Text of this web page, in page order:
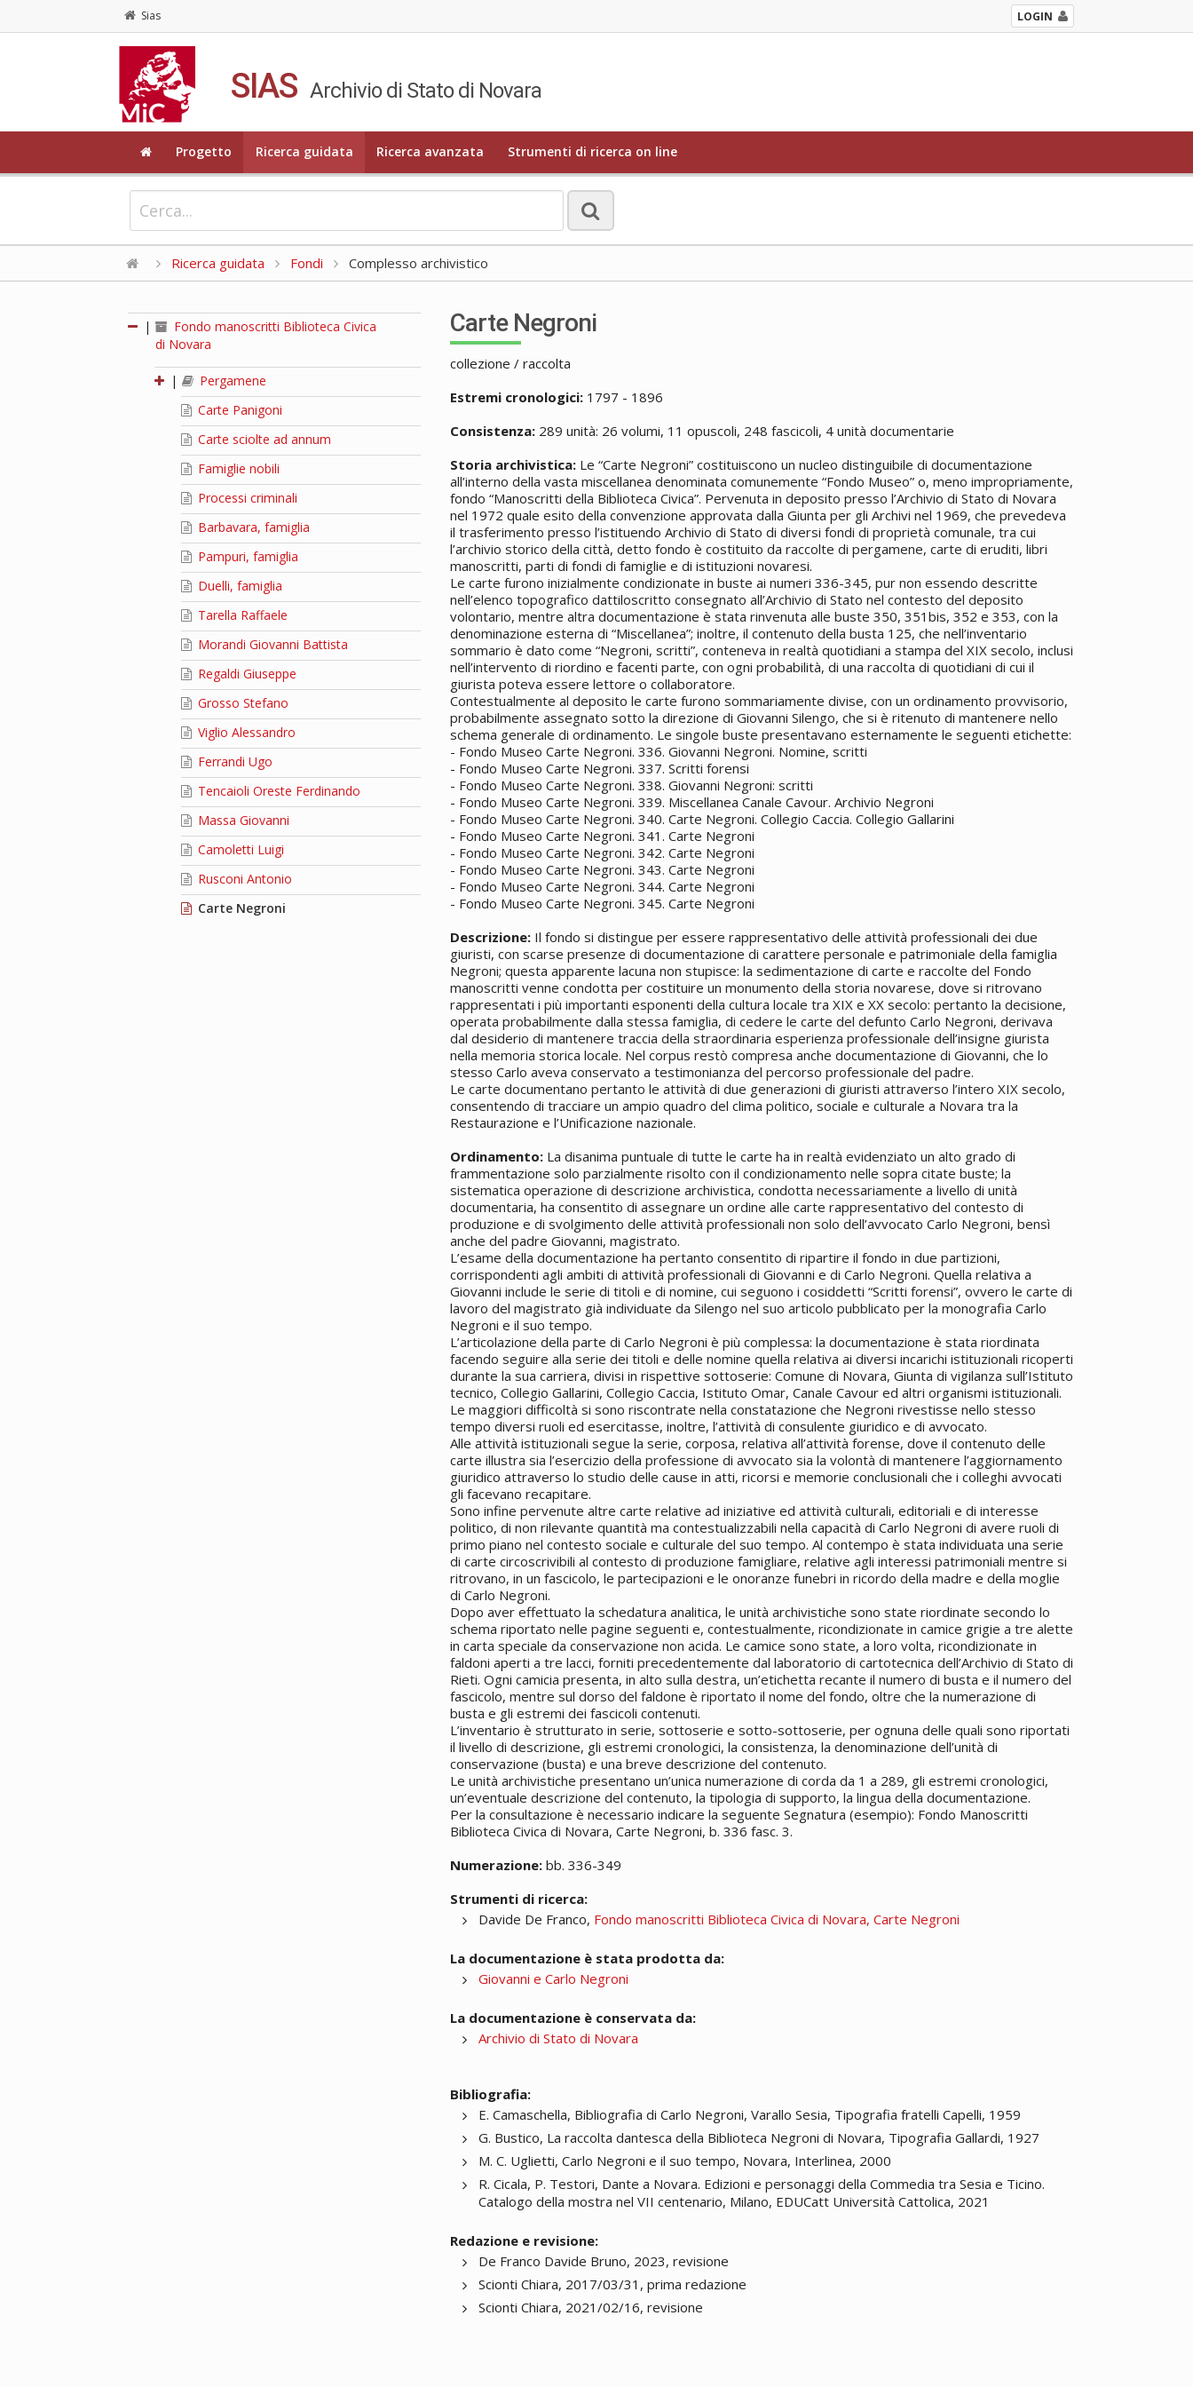
Sias LOGIN
SIAS Archivio di Stato di Novara
Progetto Ricerca guidata Ricerca avanzata Strumenti di ricerca on line
Ricerca guidata Fondi Complesso archivistico
|
Fondo manoscritti Biblioteca Civica
di Novara
|
Pergamene
Carte Panigoni
Carte sciolte ad annum
Famiglie nobili
Processi criminali
Barbavara, famiglia
Pampuri, famiglia
Duelli, famiglia
Tarella Raffaele
Morandi Giovanni Battista
Regaldi Giuseppe
Grosso Stefano
Viglio Alessandro
Ferrandi Ugo
Tencaioli Oreste Ferdinando
Massa Giovanni
Camoletti Luigi
Rusconi Antonio
Carte Negroni
Carte Negroni
collezione / raccolta
Estremi cronologici: 1797 - 1896
Consistenza: 289 unità: 26 volumi, 11 opuscoli, 248 fascicoli, 4 unità documentarie
Storia archivistica: Le “Carte Negroni” costituiscono un nucleo distinguibile di documentazione
all’interno della vasta miscellanea denominata comunemente “Fondo Museo” o, meno impropriamente,
fondo “Manoscritti della Biblioteca Civica”. Pervenuta in deposito presso l’Archivio di Stato di Novara
nel 1972 quale esito della convenzione approvata dalla Giunta per gli Archivi nel 1969, che prevedeva
il trasferimento presso l’istituendo Archivio di Stato di diversi fondi di proprietà comunale, tra cui
l’archivio storico della città, detto fondo è costituito da raccolte di pergamene, carte di eruditi, libri
manoscritti, parti di fondi di famiglie e di istituzioni novaresi.
Le carte furono inizialmente condizionate in buste ai numeri 336-345, pur non essendo descritte
nell’elenco topografico dattiloscritto consegnato all’Archivio di Stato nel contesto del deposito
volontario, mentre altra documentazione è stata rinvenuta alle buste 350, 351bis, 352 e 353, con la
denominazione esterna di “Miscellanea”; inoltre, il contenuto della busta 125, che nell’inventario
sommario è dato come “Negroni, scritti”, conteneva in realtà quotidiani a stampa del XIX secolo, inclusi
nell’intervento di riordino e facenti parte, con ogni probabilità, di una raccolta di quotidiani di cui il
giurista poteva essere lettore o collaboratore.
Contestualmente al deposito le carte furono sommariamente divise, con un ordinamento provvisorio,
probabilmente assegnato sotto la direzione di Giovanni Silengo, che si è ritenuto di mantenere nello
schema generale di ordinamento. Le singole buste presentavano esternamente le seguenti etichette:
- Fondo Museo Carte Negroni. 336. Giovanni Negroni. Nomine, scritti
- Fondo Museo Carte Negroni. 337. Scritti forensi
- Fondo Museo Carte Negroni. 338. Giovanni Negroni: scritti
- Fondo Museo Carte Negroni. 339. Miscellanea Canale Cavour. Archivio Negroni
- Fondo Museo Carte Negroni. 340. Carte Negroni. Collegio Caccia. Collegio Gallarini
- Fondo Museo Carte Negroni. 341. Carte Negroni
- Fondo Museo Carte Negroni. 342. Carte Negroni
- Fondo Museo Carte Negroni. 343. Carte Negroni
- Fondo Museo Carte Negroni. 344. Carte Negroni
- Fondo Museo Carte Negroni. 345. Carte Negroni
Descrizione: Il fondo si distingue per essere rappresentativo delle attività professionali dei due
giuristi, con scarse presenze di documentazione di carattere personale e patrimoniale della famiglia
Negroni; questa apparente lacuna non stupisce: la sedimentazione di carte e raccolte del Fondo
manoscritti venne condotta per costituire un monumento della storia novarese, dove si ritrovano
rappresentati i più importanti esponenti della cultura locale tra XIX e XX secolo: pertanto la decisione,
operata probabilmente dalla stessa famiglia, di cedere le carte del defunto Carlo Negroni, derivava
dal desiderio di mantenere traccia della straordinaria esperienza professionale dell’insigne giurista
nella memoria storica locale. Nel corpus restò compresa anche documentazione di Giovanni, che lo
stesso Carlo aveva conservato a testimonianza del percorso professionale del padre.
Le carte documentano pertanto le attività di due generazioni di giuristi attraverso l’intero XIX secolo,
consentendo di tracciare un ampio quadro del clima politico, sociale e culturale a Novara tra la
Restaurazione e l’Unificazione nazionale.
Ordinamento: La disanima puntuale di tutte le carte ha in realtà evidenziato un alto grado di
frammentazione solo parzialmente risolto con il condizionamento nelle sopra citate buste; la
sistematica operazione di descrizione archivistica, condotta necessariamente a livello di unità
documentaria, ha consentito di assegnare un ordine alle carte rappresentativo del contesto di
produzione e di svolgimento delle attività professionali non solo dell’avvocato Carlo Negroni, bensì
anche del padre Giovanni, magistrato.
L’esame della documentazione ha pertanto consentito di ripartire il fondo in due partizioni,
corrispondenti agli ambiti di attività professionali di Giovanni e di Carlo Negroni. Quella relativa a
Giovanni include le serie di titoli e di nomine, cui seguono i cosiddetti “Scritti forensi”, ovvero le carte di
lavoro del magistrato già individuate da Silengo nel suo articolo pubblicato per la monografia Carlo
Negroni e il suo tempo.
L’articolazione della parte di Carlo Negroni è più complessa: la documentazione è stata riordinata
facendo seguire alla serie dei titoli e delle nomine quella relativa ai diversi incarichi istituzionali ricoperti
durante la sua carriera, divisi in rispettive sottoserie: Comune di Novara, Giunta di vigilanza sull’Istituto
tecnico, Collegio Gallarini, Collegio Caccia, Istituto Omar, Canale Cavour ed altri organismi istituzionali.
Le maggiori difficoltà si sono riscontrate nella constatazione che Negroni rivestisse nello stesso
tempo diversi ruoli ed esercitasse, inoltre, l’attività di consulente giuridico e di avvocato.
Alle attività istituzionali segue la serie, corposa, relativa all’attività forense, dove il contenuto delle
carte illustra sia l’esercizio della professione di avvocato sia la volontà di mantenere l’aggiornamento
giuridico attraverso lo studio delle cause in atti, ricorsi e memorie conclusionali che i colleghi avvocati
gli facevano recapitare.
Sono infine pervenute altre carte relative ad iniziative ed attività culturali, editoriali e di interesse
politico, di non rilevante quantità ma contestualizzabili nella capacità di Carlo Negroni di avere ruoli di
primo piano nel contesto sociale e culturale del suo tempo. Al contempo è stata individuata una serie
di carte circoscrivibili al contesto di produzione famigliare, relative agli interessi patrimoniali mentre si
ritrovano, in un fascicolo, le partecipazioni e le onoranze funebri in ricordo della madre e della moglie
di Carlo Negroni.
Dopo aver effettuato la schedatura analitica, le unità archivistiche sono state riordinate secondo lo
schema riportato nelle pagine seguenti e, contestualmente, ricondizionate in camice grigie a tre alette
in carta speciale da conservazione non acida. Le camice sono state, a loro volta, ricondizionate in
faldoni aperti a tre lacci, forniti precedentemente dal laboratorio di cartotecnica dell’Archivio di Stato di
Rieti. Ogni camicia presenta, in alto sulla destra, un’etichetta recante il numero di busta e il numero del
fascicolo, mentre sul dorso del faldone è riportato il nome del fondo, oltre che la numerazione di
busta e gli estremi dei fascicoli contenuti.
L’inventario è strutturato in serie, sottoserie e sotto-sottoserie, per ognuna delle quali sono riportati
il livello di descrizione, gli estremi cronologici, la consistenza, la denominazione dell’unità di
conservazione (busta) e una breve descrizione del contenuto.
Le unità archivistiche presentano un’unica numerazione di corda da 1 a 289, gli estremi cronologici,
un’eventuale descrizione del contenuto, la tipologia di supporto, la lingua della documentazione.
Per la consultazione è necessario indicare la seguente Segnatura (esempio): Fondo Manoscritti
Biblioteca Civica di Novara, Carte Negroni, b. 336 fasc. 3.
Numerazione: bb. 336-349
Strumenti di ricerca:
Davide De Franco, Fondo manoscritti Biblioteca Civica di Novara, Carte Negroni
La documentazione è stata prodotta da:
Giovanni e Carlo Negroni
La documentazione è conservata da:
Archivio di Stato di Novara
Bibliografia:
E. Camaschella, Bibliografia di Carlo Negroni, Varallo Sesia, Tipografia fratelli Capelli, 1959
G. Bustico, La raccolta dantesca della Biblioteca Negroni di Novara, Tipografia Gallardi, 1927
M. C. Uglietti, Carlo Negroni e il suo tempo, Novara, Interlinea, 2000
R. Cicala, P. Testori, Dante a Novara. Edizioni e personaggi della Commedia tra Sesia e Ticino.
Catalogo della mostra nel VII centenario, Milano, EDUCatt Università Cattolica, 2021
Redazione e revisione:
De Franco Davide Bruno, 2023, revisione
Scionti Chiara, 2017/03/31, prima redazione
Scionti Chiara, 2021/02/16, revisione